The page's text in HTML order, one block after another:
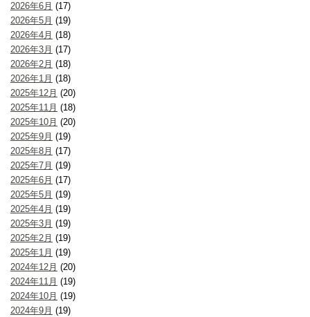
2026年6月 (17)
2026年5月 (19)
2026年4月 (18)
2026年3月 (17)
2026年2月 (18)
2026年1月 (18)
2025年12月 (20)
2025年11月 (18)
2025年10月 (20)
2025年9月 (19)
2025年8月 (17)
2025年7月 (19)
2025年6月 (17)
2025年5月 (19)
2025年4月 (19)
2025年3月 (19)
2025年2月 (19)
2025年1月 (19)
2024年12月 (20)
2024年11月 (19)
2024年10月 (19)
2024年9月 (19)